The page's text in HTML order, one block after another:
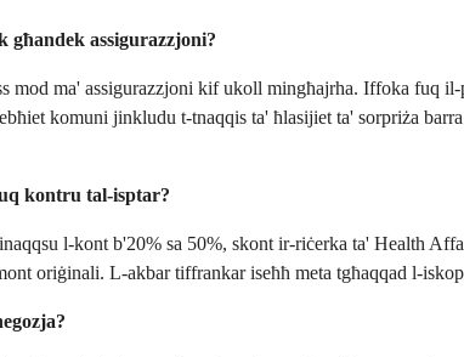
assigurazzjoni?
mod ma' assigurazzjoni kif ukoll mingħajrha. Iffoka fuq
komuni jinkludu t-tnaqqis ta' ħlasijiet ta' sorpriża
kontru tal-isptar?
l-kont b'20% sa 50%, skont ir-riċerka ta' Health
oriġinali. L-akbar tiffrankar iseħħ meta tgħaqqad l-